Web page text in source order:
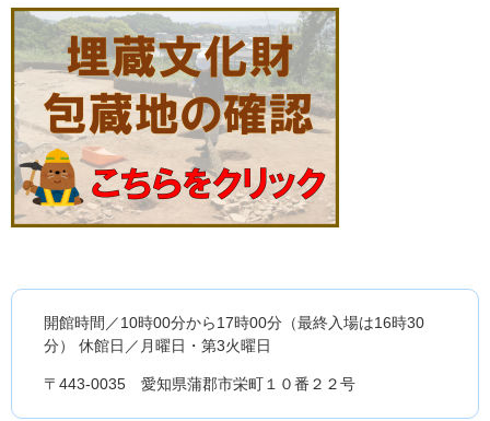
開館時間／10時00分から17時00分（最終入場は16時30
分） 休館日／月曜日・第3火曜日
〒443-0035 愛知県蒲郡市栄町１０番２２号